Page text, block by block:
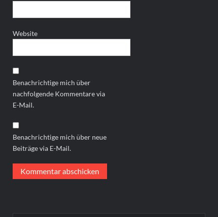
Website
Benachrichtige mich über
nachfolgende Kommentare via
E-Mail.
Benachrichtige mich über neue
Beiträge via E-Mail.